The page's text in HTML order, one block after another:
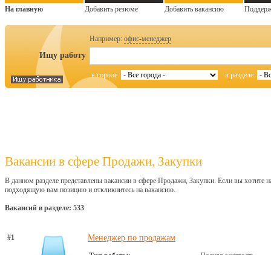
На главную Добавить резюме Добавить вакансию
Например: офис-менеджер
Ищу работу
в городе: в разделе:
Вакансии в сфере Продажи, Закупки
В данном разделе представлены вакансии в сфере Продажи, Закупки. Если вы хотите
подходящую вам позицию и откликнитесь на вакансию.
Вакансий в разделе: 533
#1 Менеджер по продажам